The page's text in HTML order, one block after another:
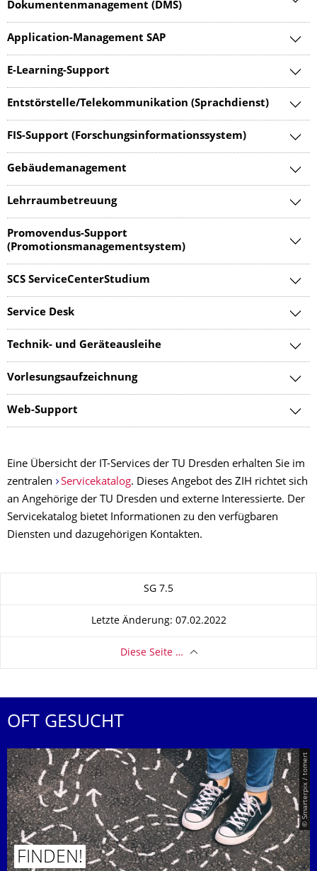
Dokumentenmanagement (DMS)
Application-Management SAP
E-Learning-Support
Entstörstelle/Telekommunikation (Sprachdienst)
FIS-Support (Forschungsinformationssystem)
Gebäudemanagement
Lehrraumbetreuung
Promovendus-Support
(Promotionsmanagementsystem)
SCS ServiceCenterStudium
Service Desk
Technik- und Geräteausleihe
Vorlesungsaufzeichnung
Web-Support
Eine Übersicht der IT-Services der TU Dresden erhalten Sie im
zentralen
Servicekatalog. Dieses Angebot des ZIH richtet sich
an Angehörige der TU Dresden und externe Interessierte. Der
Servicekatalog bietet Informationen zu den verfügbaren
Diensten und dazugehörigen Kontakten.
SG 7.5
Letzte Änderung: 07.02.2022
Diese Seite …
OFT GESUCHT
© Smarterpix / tomert
FINDEN!